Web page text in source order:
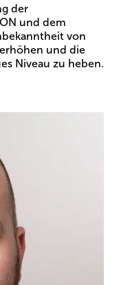
der
und dem
von
und die
Niveau zu heben.